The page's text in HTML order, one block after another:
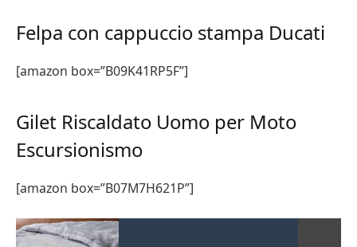
Felpa con cappuccio stampa Ducati
[amazon box=”B09K41RP5F”]
Gilet Riscaldato Uomo per Moto
Escursionismo
[amazon box=”B07M7H621P”]